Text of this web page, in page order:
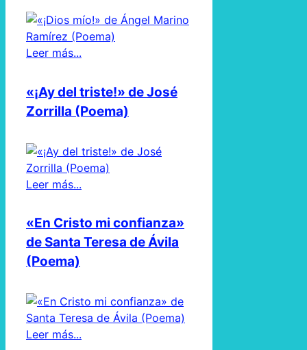
Leer más...
«¡Ay del triste!» de José
Zorrilla (Poema)
Leer más...
«En Cristo mi confianza»
de Santa Teresa de Ávila
(Poema)
Leer más...